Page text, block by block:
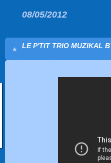
08/05/2012
LE P'TIT TRIO MUZIKAL